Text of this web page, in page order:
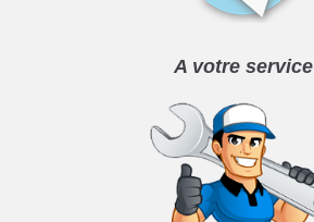
A votre service